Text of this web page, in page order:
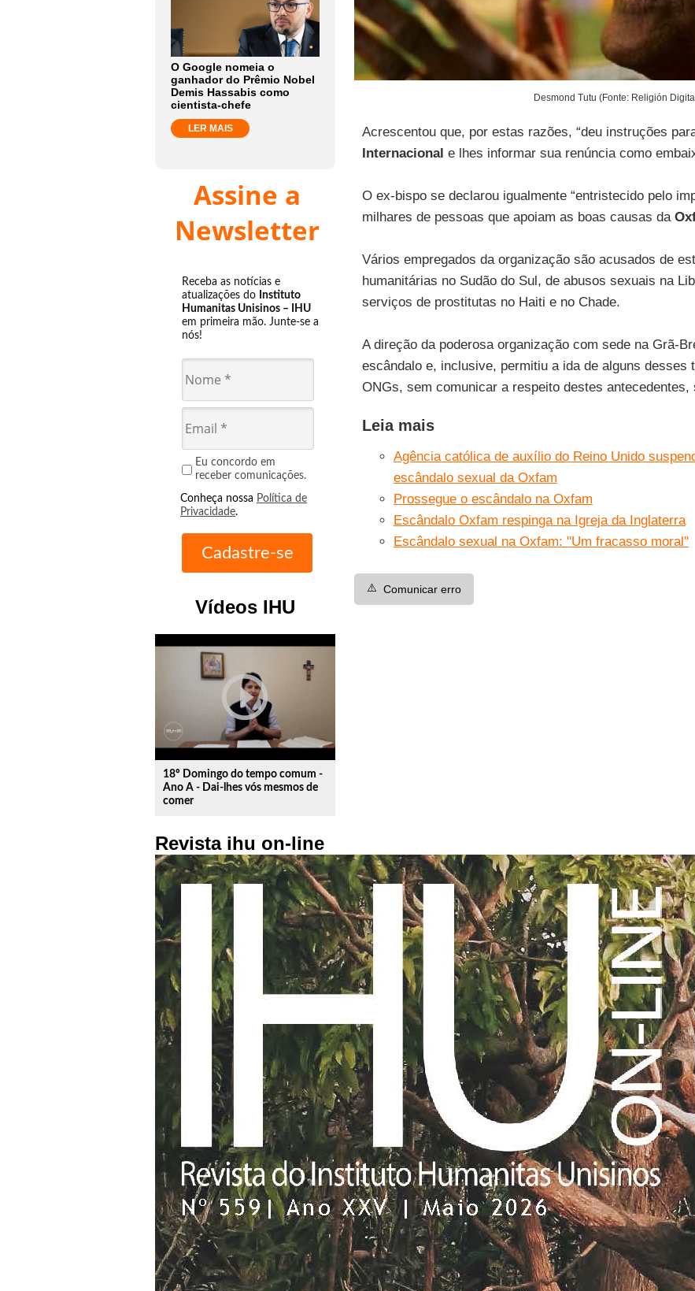
O Google nomeia o
ganhador do Prêmio Nobel
Demis Hassabis como
cientista-chefe
LER MAIS
Assine a
Newsletter
Receba as notícias e
atualizações do Instituto
Humanitas Unisinos – IHU
em primeira mão. Junte-se a
nós!
Eu concordo em
receber comunicações.
Conheça nossa Política de
Privacidade.
Vídeos IHU
play_circle_outline
18º Domingo do tempo comum -
Ano A - Dai-lhes vós mesmos de
comer
Revista ihu on-line
Desmond Tutu (Fonte: Religión
Acrescentou que, por estas razões, “deu instruções
Internacional e lhes informar sua renúncia como
O ex-bispo se declarou igualmente “entristecido pelo
milhares de pessoas que apoiam as boas causas da
Vários empregados da organização são acusados de
humanitárias no Sudão do Sul, de abusos sexuais na
serviços de prostitutas no Haiti e no Chade.
A direção da poderosa organização com sede na Grã-
escândalo e, inclusive, permitiu a ida de alguns desses
ONGs, sem comunicar a respeito destes
Leia mais
Agência católica de auxílio do Reino Unido
escândalo sexual da Oxfam
Prossegue o escândalo na Oxfam
Escândalo Oxfam respinga na Igreja da Inglaterra
Escândalo sexual na Oxfam: ''Um fracasso moral''
⚠️ Comunicar erro